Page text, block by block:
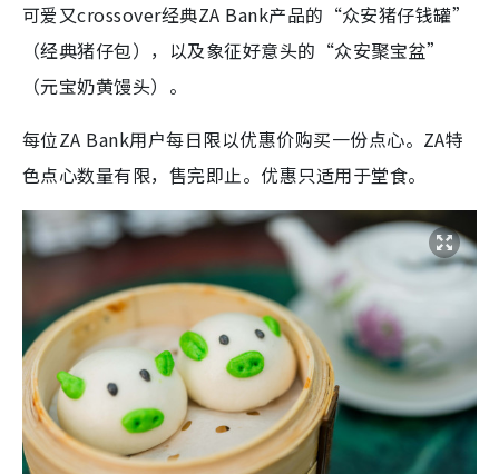
可爱又crossover经典ZA Bank产品的“众安猪仔钱罐”
（经典猪仔包），以及象征好意头的“众安聚宝盆”
（元宝奶黄馒头）。
每位ZA Bank用户每日限以优惠价购买一份点心。ZA特
色点心数量有限，售完即止。优惠只适用于堂食。